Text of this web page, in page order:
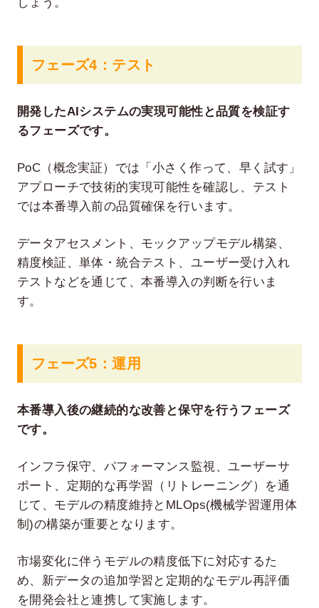
フェーズ4：テスト
開発したAIシステムの実現可能性と品質を検証す
るフェーズです。
PoC（概念実証）では「小さく作って、早く試す」
アプローチで技術的実現可能性を確認し、テスト
では本番導入前の品質確保を行います。
データアセスメント、モックアップモデル構築、
精度検証、単体・統合テスト、ユーザー受け入れ
テストなどを通じて、本番導入の判断を行いま
す。
フェーズ5：運用
本番導入後の継続的な改善と保守を行うフェーズ
です。
インフラ保守、パフォーマンス監視、ユーザーサ
ポート、定期的な再学習（リトレーニング）を通
じて、モデルの精度維持とMLOps(機械学習運用体
制)の構築が重要となります。
市場変化に伴うモデルの精度低下に対応するた
め、新データの追加学習と定期的なモデル再評価
を開発会社と連携して実施します。